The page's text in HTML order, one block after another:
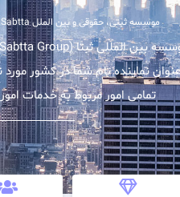
موسسه ثبتی، حقوقی و بین الملل Sabtta
عنوان نماینده تام شما در کشور
تمامی امور مربوط به خدمات